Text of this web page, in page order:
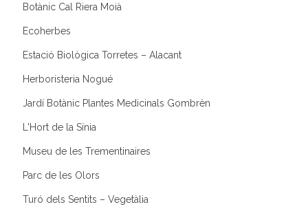
Botànic Cal Riera Moià
Ecoherbes
Estació Biològica Torretes – Alacant
Herboristeria Nogué
Jardí Botànic Plantes Medicinals Gombrèn
L'Hort de la Sínia
Museu de les Trementinaires
Parc de les Olors
Turó dels Sentits – Vegetàlia